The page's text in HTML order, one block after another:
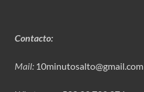
Contacto:
Mail: 10minutosalto@gmail.com